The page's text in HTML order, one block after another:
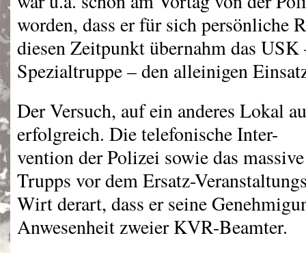
worden, dass er für sich persönliche
diesen Zeitpunkt übernahm das USK
Spezialtruppe – den alleinigen
Der Versuch, auf ein anderes Lokal
erfolgreich. Die telefonische Inter-
vention der Polizei sowie das
Trupps vor dem Ersatz-
Wirt derart, dass er seine
Anwesenheit zweierKVR-Beamter.